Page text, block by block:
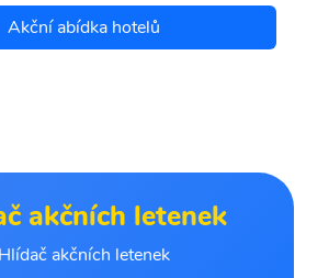
Akční abídka hotelů
akčních letenek
Hlídač akčních letenek